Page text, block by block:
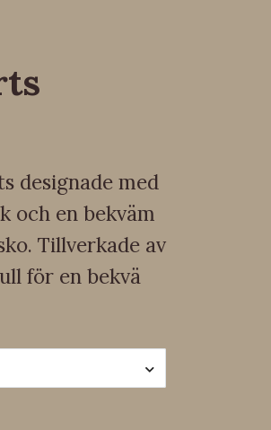
designade med
och en bekväm
Tillverkade av
för en bekvä